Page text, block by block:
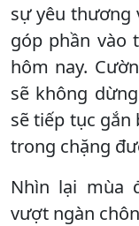
sự yêu thương
góp phần vào
hôm nay.
sẽ không
sẽ tiếp tục gắn
trong chặng
Nhìn lại mùa
vượt ngàn